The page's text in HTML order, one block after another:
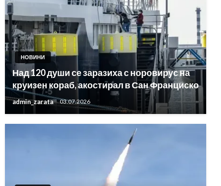
НОВИНИ
Над 120 души се заразиха с норовирус на
круизен кораб, акостирал в Сан Франциско
admin_zarata 03.07.2026